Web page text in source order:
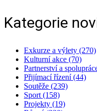
Kategorie
Exkurze a výlety (270)
Kulturní akce (70)
Partnerství a
Přijímací řízení (44)
Soutěže (239)
Sport (158)
Projekty (19)